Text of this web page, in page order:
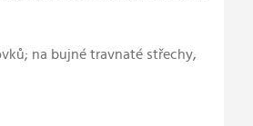
na bujné travnaté střechy,